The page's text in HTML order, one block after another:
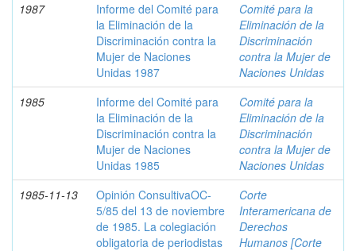
1987
Informe del Comité para
la Eliminación de la
Discriminación contra la
Mujer de Naciones
Unidas 1987
Comité para la
Eliminación de la
Discriminación
contra la Mujer de
Naciones Unidas
1985
Informe del Comité para
la Eliminación de la
Discriminación contra la
Mujer de Naciones
Unidas 1985
Comité para la
Eliminación de la
Discriminación
contra la Mujer de
Naciones Unidas
1985-11-13
Opinión ConsultivaOC-
5/85 del 13 de noviembre
de 1985. La colegiación
obligatoria de periodistas
Corte
Interamericana de
Derechos
Humanos [Corte